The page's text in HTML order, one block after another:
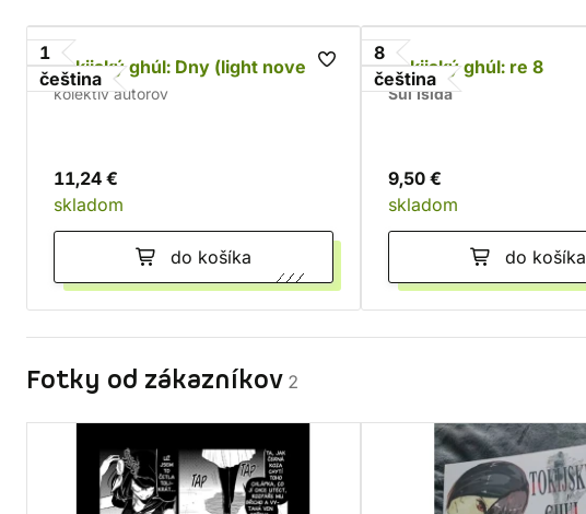
1
čeština
Tokijský ghúl: Dny (light novel)
kolektív autorov
11,24 €
skladom
do košíka
8
čeština
Tokijský ghúl: re 8
Sui Išida
9,50 €
skladom
do košíka
Fotky od zákazníkov 2